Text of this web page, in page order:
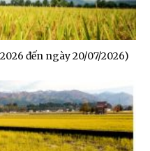
đến ngày 20/07/2026)